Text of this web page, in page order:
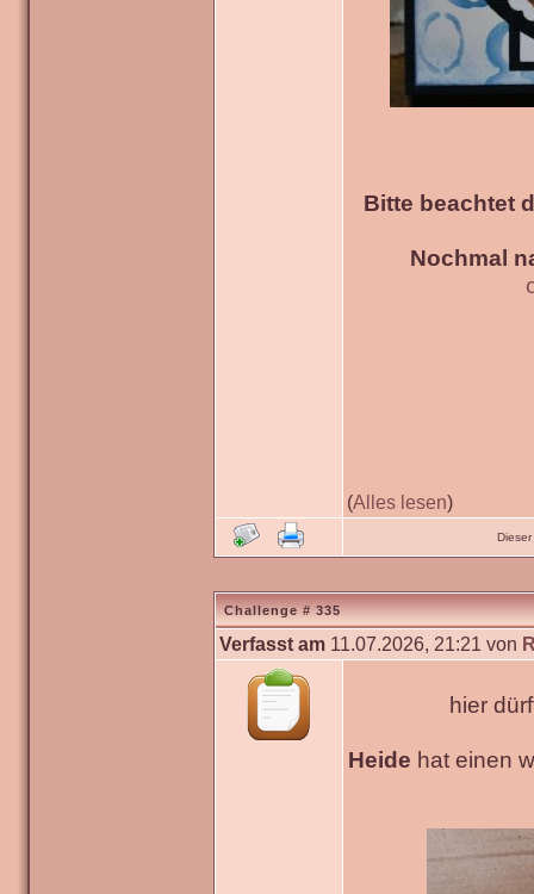
Bitte beachtet
Nochmal
(Alles lesen)
Challenge # 335
Verfasst am 11.07.2026, 21:21 von
hier
Heide hat einen